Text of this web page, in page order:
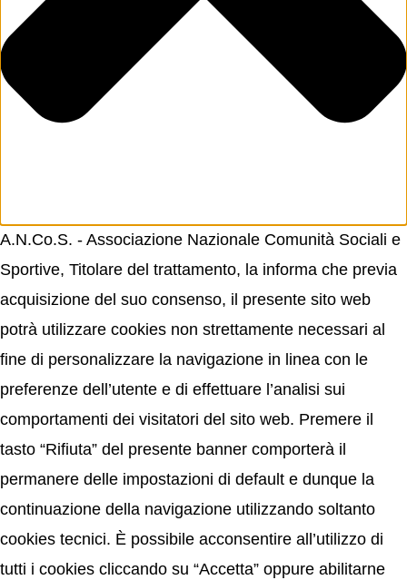
A.N.Co.S. - Associazione Nazionale Comunità Sociali e
Sportive, Titolare del trattamento, la informa che previa
acquisizione del suo consenso, il presente sito web
potrà utilizzare cookies non strettamente necessari al
fine di personalizzare la navigazione in linea con le
preferenze dell’utente e di effettuare l’analisi sui
comportamenti dei visitatori del sito web. Premere il
tasto “Rifiuta” del presente banner comporterà il
permanere delle impostazioni di default e dunque la
continuazione della navigazione utilizzando soltanto
cookies tecnici. È possibile acconsentire all’utilizzo di
tutti i cookies cliccando su “Accetta” oppure abilitarne